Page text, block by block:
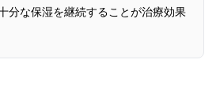
分な保湿を継続することが治療効果